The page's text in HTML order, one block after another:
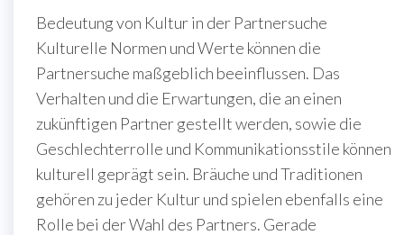
Bedeutung von Kultur in der Partnersuche
Kulturelle Normen und Werte können die
Partnersuche maßgeblich beeinflussen. Das
Verhalten und die Erwartungen, die an einen
zukünftigen Partner gestellt werden, sowie die
Geschlechterrolle und Kommunikationsstile können
kulturell geprägt sein. Bräuche und Traditionen
gehören zu jeder Kultur und spielen ebenfalls eine
Rolle bei der Wahl des Partners. Gerade